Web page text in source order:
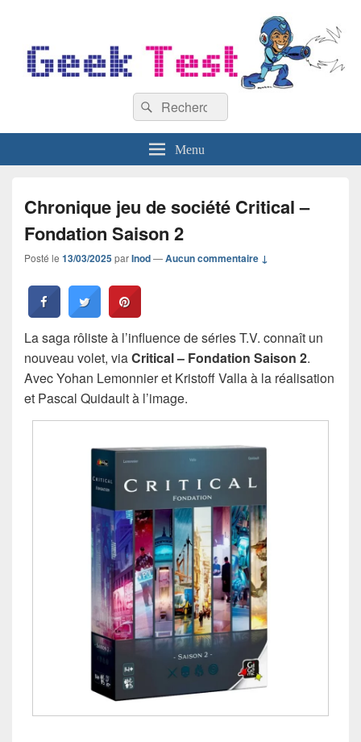
Recherche :
Rechercher
Menu
Chronique jeu de société Critical –
Fondation Saison 2
Posté le 13/03/2025parInod—Aucun commentaire ↓
La saga rôliste à l’influence de séries T.V. connaît un
nouveau volet, viaCritical – Fondation Saison 2.
Avec Yohan Lemonnier et Kristoff Valla à la réalisation
et Pascal Quidault à l’image.